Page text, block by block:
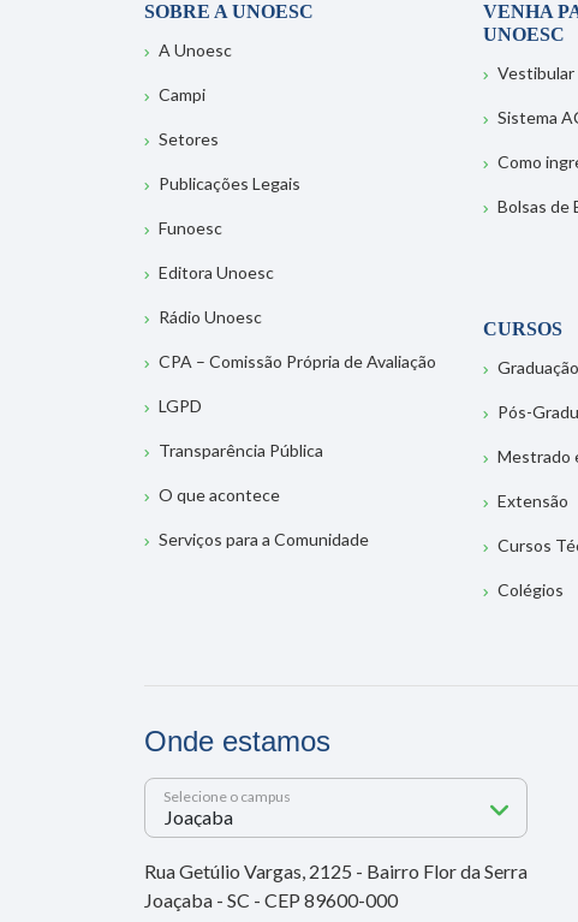
SOBRE A UNOESC
A Unoesc
Campi
Setores
Publicações Legais
Funoesc
Editora Unoesc
Rádio Unoesc
CPA – Comissão Própria de Avaliação
LGPD
Transparência Pública
O que acontece
Serviços para a Comunidade
VENHA
UNOESC
Vestibular
Sistema
Como
Bolsas de
CURSOS
Graduação
Pós-
Mestrado
Extensão
Cursos
Colégios
Onde estamos
Selecione o campus
Rua Getúlio Vargas, 2125 - Bairro Flor da Serra
Joaçaba - SC - CEP 89600-000